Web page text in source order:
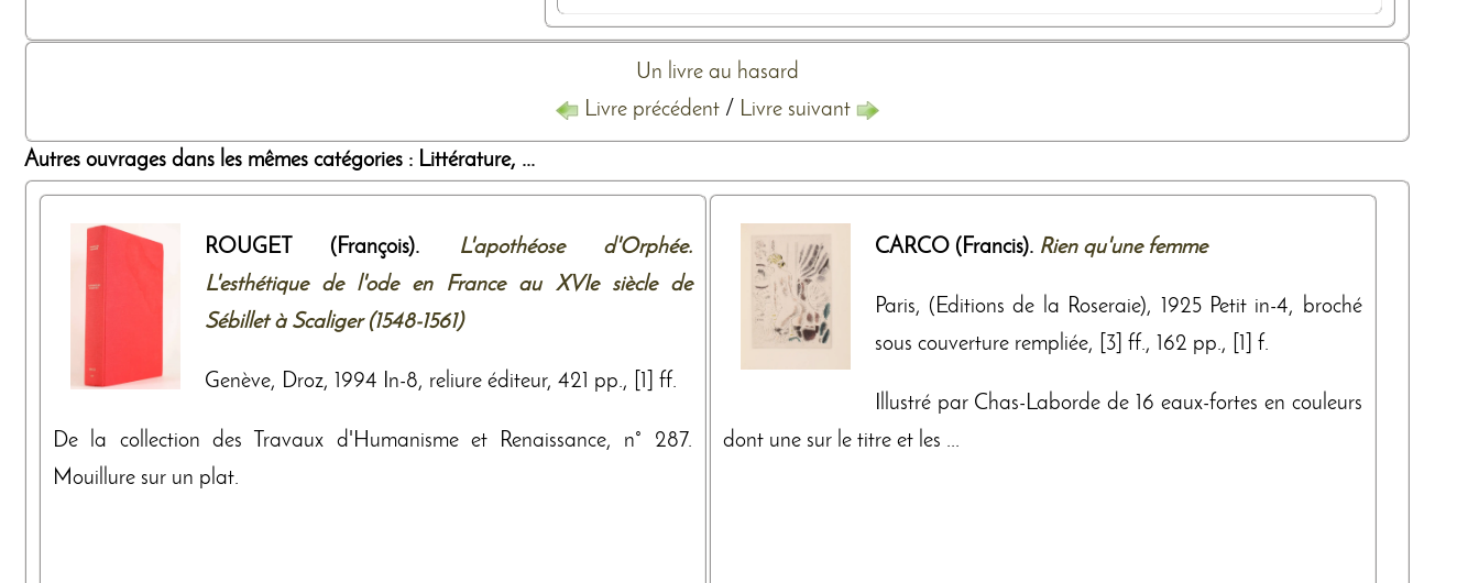
Un livre au hasard
Livre précédent / Livre suivant
Autres ouvrages dans les mêmes catégories : Littérature, ...
ROUGET (François).
L'apothéose d'Orphée.
L'esthétique de l'ode en France au XVIe siècle de
Sébillet à Scaliger (1548-1561)
Genève, Droz, 1994 In-8, reliure éditeur, 421 pp., [1] ff.
De la collection des Travaux d'Humanisme et Renaissance, n° 287.
Mouillure sur un plat.
CARCO (Francis). Rien qu'une femme
Paris, (Editions de la Roseraie), 1925 Petit in-4, broché
sous couverture rempliée, [3] ff., 162 pp., [1] f.
Illustré par Chas-Laborde de 16 eaux-fortes en couleurs
dont une sur le titre et les ...